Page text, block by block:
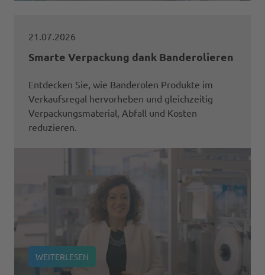
21.07.2026
Smarte Verpackung dank Banderolieren
Entdecken Sie, wie Banderolen Produkte im
Verkaufsregal hervorheben und gleichzeitig
Verpackungsmaterial, Abfall und Kosten
reduzieren.
WEITERLESEN